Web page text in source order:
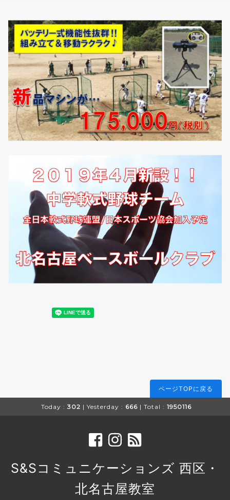
ページTOPに戻る
Today : 302 | Yesterday : 666 | Total : 1950116
S&Sコミュニケーションズ 西区・
北名古屋教室